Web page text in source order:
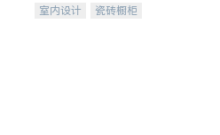
室内设计
瓷砖橱柜